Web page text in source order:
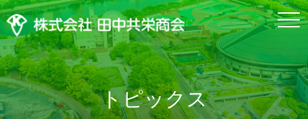
トピックス